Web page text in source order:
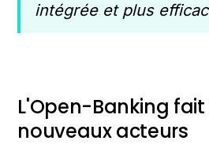
intégrée et plus
L'Open-Banking
nouveaux acteurs